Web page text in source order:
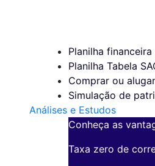
Planilha financeira
Planilha Tabela
Comprar ou
Simulação de
Análises e Estudos
Conheça as
Taxa zero de